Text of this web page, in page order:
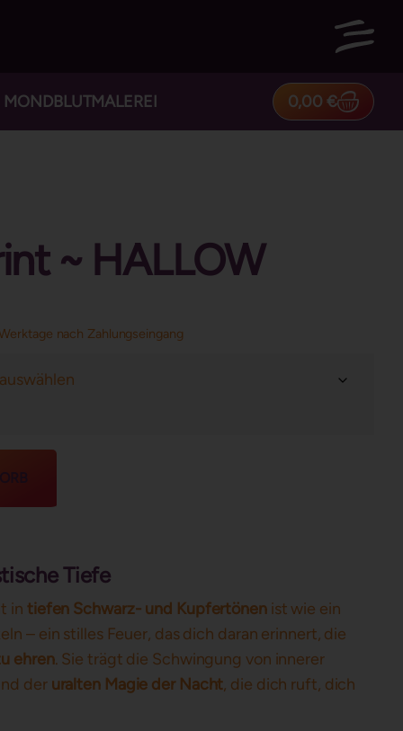
MONDBLUTMALEREI 0,00€
~ HALLOW
nach Zahlungseingang
Tiefe
in tiefen Schwarz- und Kupfertönenist wie ein
– ein stilles Feuer, das dich daran erinnert, die
ehren. Sie trägt die Schwingung von innerer
der uralten Magie der Nacht, die dich ruft, dich